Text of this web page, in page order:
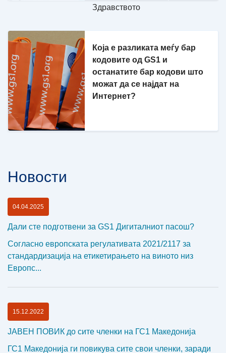
Здравството
Која е разликата меѓу бар
кодовите од GS1 и
останатите бар кодови што
можат да се најдат на
Интернет?
Новости
04.04.2025
Дали сте подготвени за GS1 Дигиталниот пасош?
Согласно европската регулативата 2021/2117 за
стандардизација на етикетирањето на виното низ
Европс...
15.12.2022
ЈАВЕН ПОВИК до сите членки на ГС1 Македонија
ГС1 Македонија ги повикува сите свои членки, заради